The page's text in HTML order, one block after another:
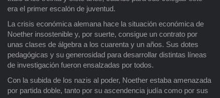
era el primer escalón de juventud.
La crisis económica alemana hace la situación económica de
Noether insostenible y, por suerte, consigue un contrato por
unas clases de álgebra a los cuarenta y un años. Sus dotes
pedagógicas y su generosidad para desarrollar distintas líneas
de investigación fueron ensalzadas por todos.
Con la subida de los nazis al poder, Noether estaba amenazada
por partida doble, tanto por su ascendencia judía como por sus